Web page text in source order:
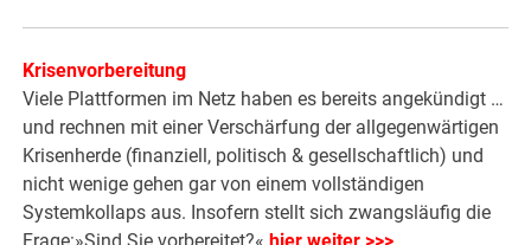
Krisenvorbereitung
Viele Plattformen im Netz haben es bereits angekündigt …
und rechnen mit einer Verschärfung der allgegenwärtigen
Krisenherde (finanziell, politisch & gesellschaftlich) und
nicht wenige gehen gar von einem vollständigen
Systemkollaps aus. Insofern stellt sich zwangsläufig die